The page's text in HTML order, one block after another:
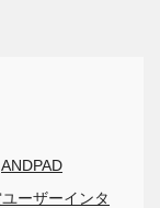
ANDPAD
ーザーインタ